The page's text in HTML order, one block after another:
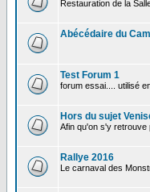
Restauration de la
Abécédaire du
Test Forum 1
forum essai.... utilisé
Hors du sujet
Afin qu'on s'y
Rallye 2016
Le carnaval des